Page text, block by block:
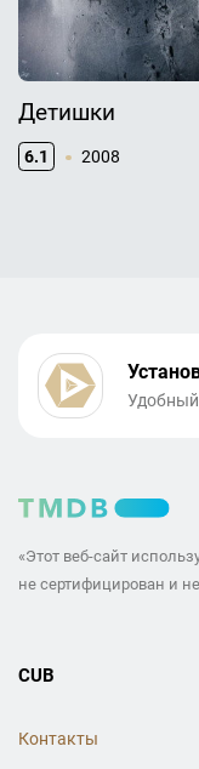
Детишки
6.1 2008
Удобный
«Этот веб-сайт
не сертифицирован и
CUB
Контакты